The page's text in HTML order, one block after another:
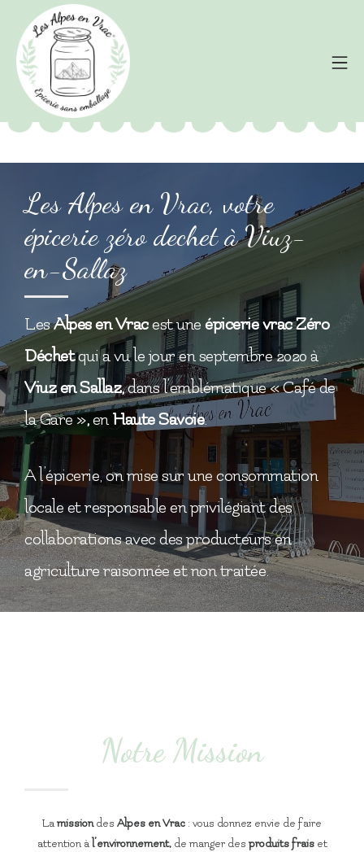
Les Alpes en Vrac, votre
épicerie zéro dechet à Viuz-
en-Sallaz
LesAlpes en Vracest une épicerie vracZéro
Déchetqui a vu le jour en septembre 2020 à
Viuz en Sallaz,dans l’emblématique « Café de
la Gare »,en Haute Savoie.
A l’épicerie, on mise sur une consommation
locale et responsable en privilégiant des
collaborations avec des producteurs en
agriculture raisonnée et non traitée.
Notre Mission
La missiondes Alpes en Vrac : vous donnez envie de faire
attention à l’environnement, de manger des produits frais et